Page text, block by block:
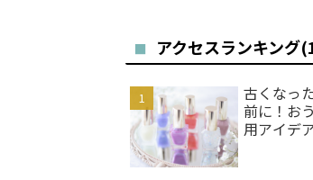
アクセスランキング
古くなっ
前に！お
用アイデ